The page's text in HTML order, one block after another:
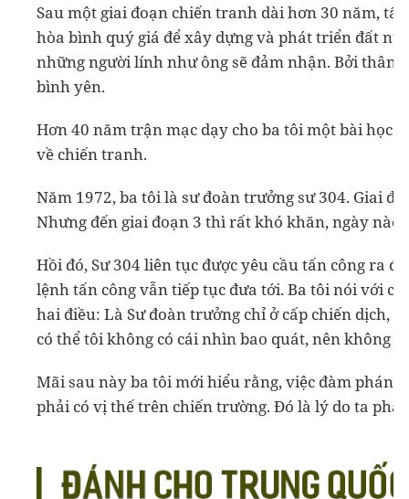
Sau một giai đoạn chiến tranh dài hơn 30 năm,
hòa bình quý giá để xây dựng và phát triển đất
những người lính như ông sẽ đảm nhận. Bởi thân
bình yên.
Hơn 40 năm trận mạc dạy cho ba tôi một bài học
về chiến tranh.
Năm 1972, ba tôi là sư đoàn trưởng sư 304. Giai
Nhưng đến giai đoạn 3 thì rất khó khăn, ngày
Hồi đó, Sư 304 liên tục được yêu cầu tấn công ra
lệnh tấn công vẫn tiếp tục đưa tới. Ba tôi nói với
hai điều: Là Sư đoàn trưởng chỉ ở cấp chiến dịch,
có thể tôi không có cái nhìn bao quát, nên không
Mãi sau này ba tôi mới hiểu rằng, việc đàm phán
phải có vị thế trên chiến trường. Đó là lý do ta